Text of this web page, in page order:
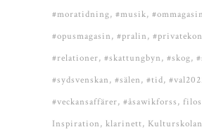
#moratidning #musik #ommagasin
#opusmagasin #pralin
#relationer #skattungbyn #skog
#sydsvenskan #sälen #tid
#veckansaffärer #åsawikforss
Inspiration klarinett